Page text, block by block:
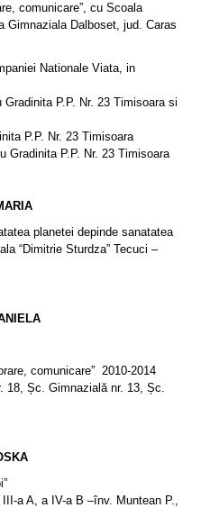
comunicare”, cu Scoala
Gimnaziala Dalboset, jud. Caras
Nationale Viata, in
Gradinita P.P. Nr. 23 Timisoara si
P.P. Nr. 23 Timisoara
Gradinita P.P. Nr. 23 Timisoara
planetei depinde sanatatea
“Dimitrie Sturdza” Tecuci –
comunicare” 2010-2014
18, Șc. Gimnazială nr. 13, Șc.
IV-a B –înv. Muntean P.,